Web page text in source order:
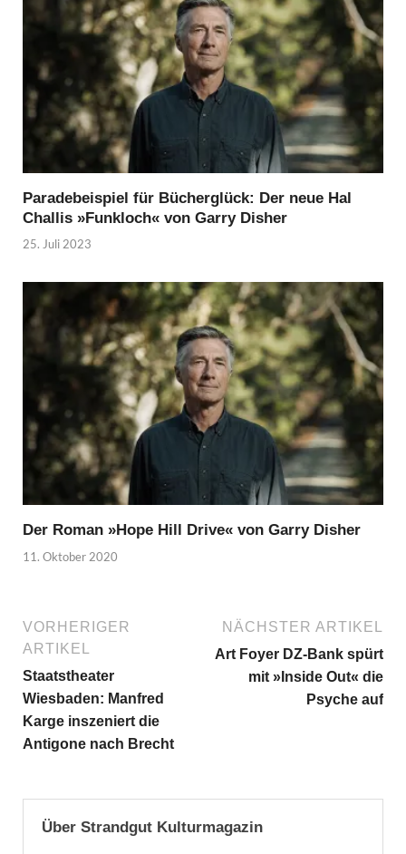
Paradebeispiel für Bücherglück: Der neue Hal
Challis »Funkloch« von Garry Disher
25. Juli 2023
Der Roman »Hope Hill Drive« von Garry Disher
11. Oktober 2020
VORHERIGER
ARTIKEL
Staatstheater
Wiesbaden: Manfred
Karge inszeniert die
Antigone nach Brecht
NÄCHSTER ARTIKEL
Art Foyer DZ-Bank spürt
mit »Inside Out« die
Psyche auf
Über Strandgut Kulturmagazin